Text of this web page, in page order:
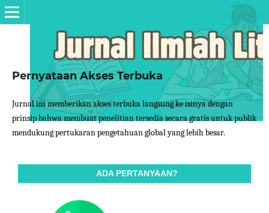
Pernyataan Akses Terbuka
Jurnal ini memberikan akses terbuka langsung ke isinya dengan
prinsip bahwa membuat penelitian tersedia secara gratis untuk publik
mendukung pertukaran pengetahuan global yang lebih besar.
ADA PERTANYAAN?